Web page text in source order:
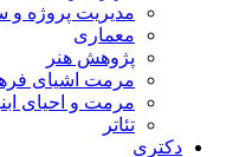
مدیریت پروژه
معماری
پژوهش هنر
مرمت اشیای
مرمت و احیای
تئاتر
دکتری